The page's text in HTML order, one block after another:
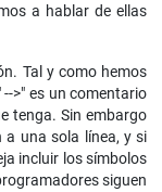
a hablar de ellas
Tal y como hemos
>" es un comentario
tenga. Sin embargo
a una sola línea, y si
incluir los símbolos
siguen